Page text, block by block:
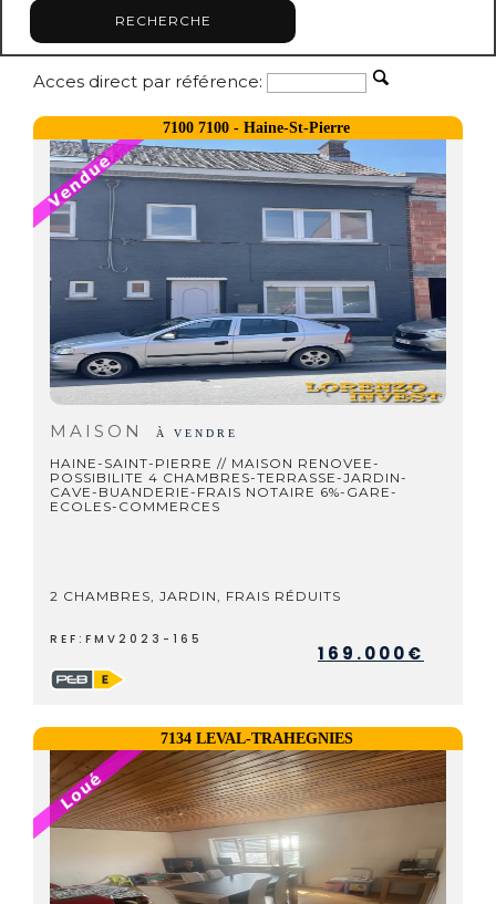
Acces direct par référence:
7100 7100 - Haine-St-Pierre
MAISON À VENDRE
HAINE-SAINT-PIERRE // MAISON RENOVEE-
POSSIBILITE 4 CHAMBRES-TERRASSE-JARDIN-
CAVE-BUANDERIE-FRAIS NOTAIRE 6%-GARE-
ECOLES-COMMERCES
2 CHAMBRES, JARDIN, FRAIS RÉDUITS
REF:FMV2023-165
169.000€
7134 LEVAL-TRAHEGNIES